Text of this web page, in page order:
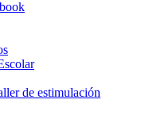
de estimulación